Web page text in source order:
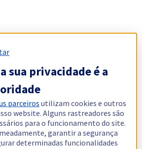
sua privacidade é a
parceiros utilizam cookies e outros
website. Alguns rastreadores são
para o funcionamento do site.
garantir a segurança
determinadas funcionalidades